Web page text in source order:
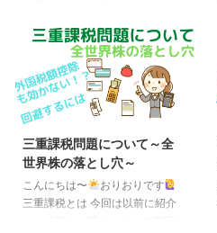
式・米国ファンド（四半期決算
するにあたって切っても切れない
ものに二重課税（三重課税）問題
があります。 これは、外国株式
の配当金に対して現地での課税
（外国税（米国なら10％））が
（20.315％）が行われる、とい
うものです。 本来（国内株式の
配当金）なら、税金は20.315％
だけですが、外国株式だと 1 -（1
三重課税問題について～全
世界株の落とし穴～
こんにちは〜
おりおりです
三重課税とは 今回は以前に紹介